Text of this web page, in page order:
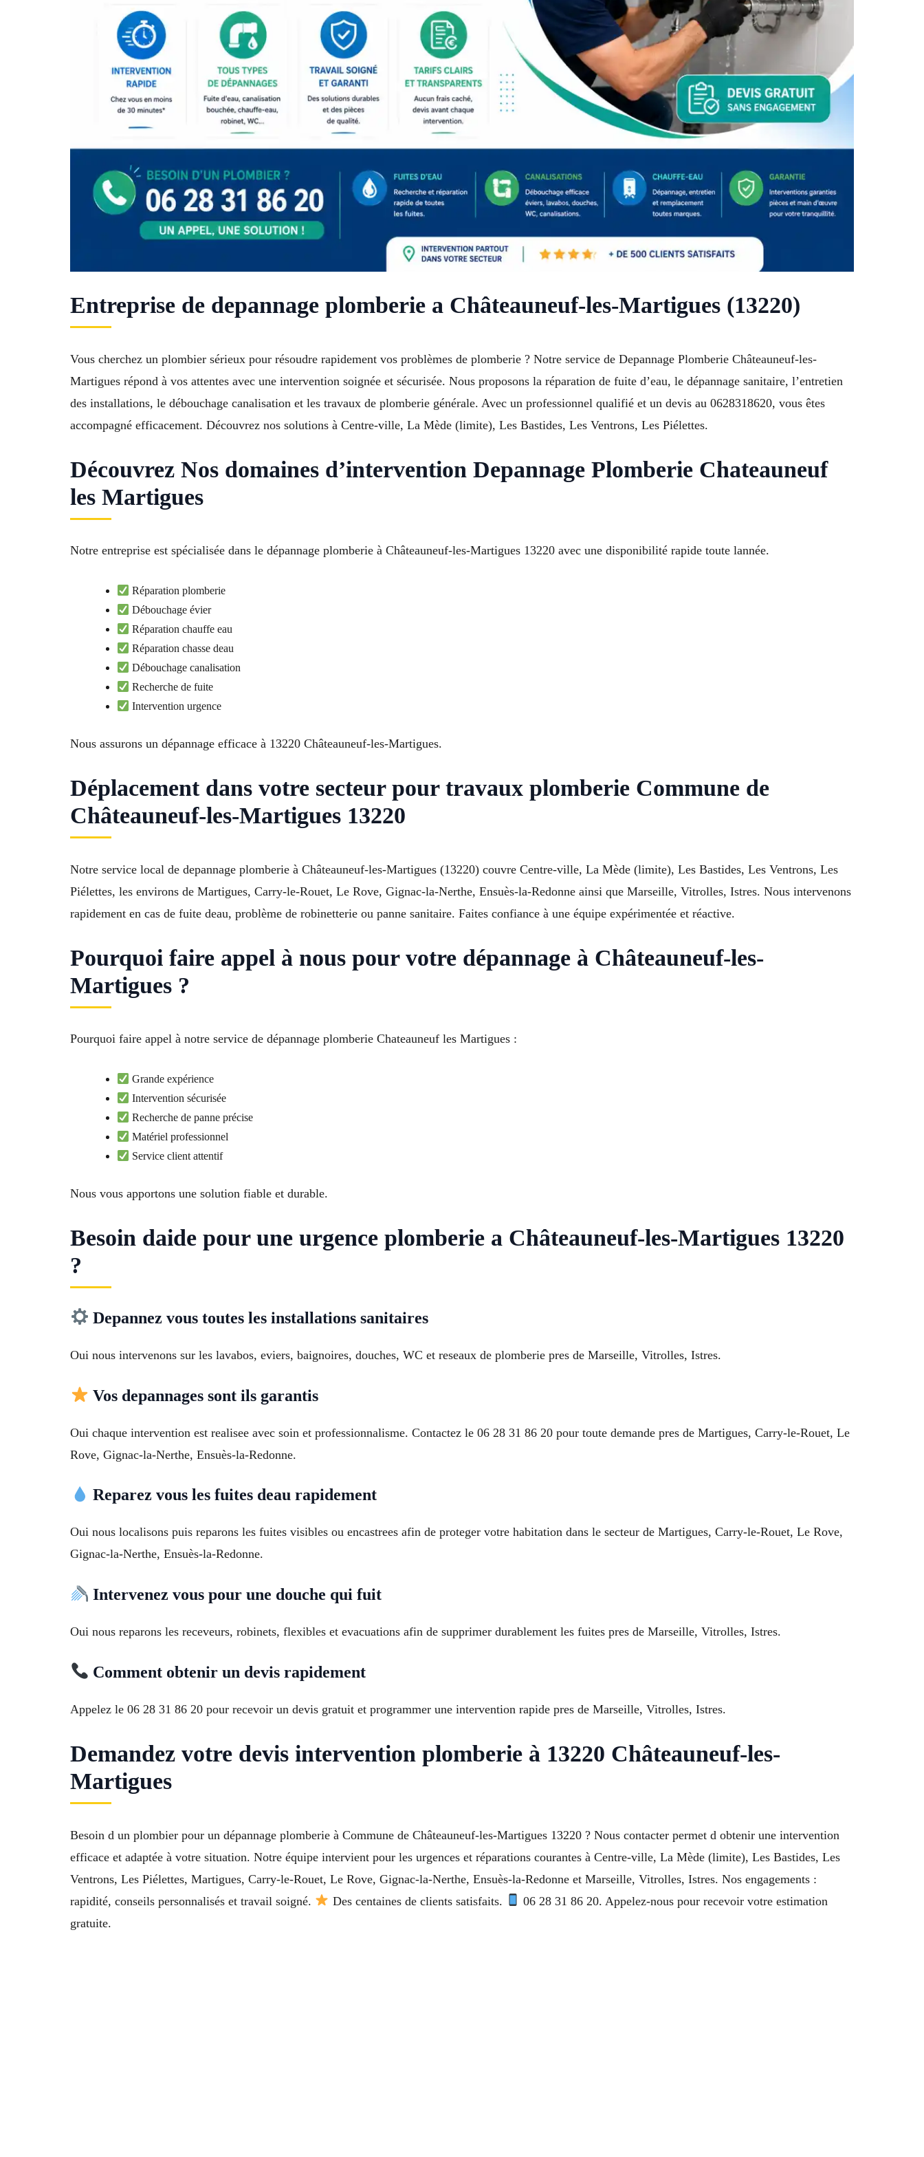
Entreprise de depannage plomberie a Châteauneuf-les-Martigues (13220)
Vous cherchez un plombier sérieux pour résoudre rapidement vos problèmes de plomberie ? Notre service de Depannage Plomberie Châteauneuf-les-
Martigues répond à vos attentes avec une intervention soignée et sécurisée. Nous proposons la réparation de fuite d’eau, le dépannage sanitaire, l’entretien
des installations, le débouchage canalisation et les travaux de plomberie générale. Avec un professionnel qualifié et un devis au 0628318620, vous êtes
accompagné efficacement. Découvrez nos solutions à Centre-ville, La Mède (limite), Les Bastides, Les Ventrons, Les Piélettes.
Découvrez Nos domaines d’intervention Depannage Plomberie Chateauneuf
les Martigues
Notre entreprise est spécialisée dans le dépannage plomberie à Châteauneuf-les-Martigues 13220 avec une disponibilité rapide toute lannée.
Réparation plomberie
Débouchage évier
Réparation chauffe eau
Réparation chasse deau
Débouchage canalisation
Recherche de fuite
Intervention urgence
Nous assurons un dépannage efficace à 13220 Châteauneuf-les-Martigues.
Déplacement dans votre secteur pour travaux plomberie Commune de
Châteauneuf-les-Martigues 13220
Notre service local de depannage plomberie à Châteauneuf-les-Martigues (13220) couvre Centre-ville, La Mède (limite), Les Bastides, Les Ventrons, Les
Piélettes, les environs de Martigues, Carry-le-Rouet, Le Rove, Gignac-la-Nerthe, Ensuès-la-Redonne ainsi que Marseille, Vitrolles, Istres. Nous intervenons
rapidement en cas de fuite deau, problème de robinetterie ou panne sanitaire. Faites confiance à une équipe expérimentée et réactive.
Pourquoi faire appel à nous pour votre dépannage à Châteauneuf-les-
Martigues ?
Pourquoi faire appel à notre service de dépannage plomberie Chateauneuf les Martigues :
Grande expérience
Intervention sécurisée
Recherche de panne précise
Matériel professionnel
Service client attentif
Nous vous apportons une solution fiable et durable.
Besoin daide pour une urgence plomberie a Châteauneuf-les-Martigues 13220
?
Depannez vous toutes les installations sanitaires
Oui nous intervenons sur les lavabos, eviers, baignoires, douches, WC et reseaux de plomberie pres de Marseille, Vitrolles, Istres.
Vos depannages sont ils garantis
Oui chaque intervention est realisee avec soin et professionnalisme. Contactez le 06 28 31 86 20 pour toute demande pres de Martigues, Carry-le-Rouet, Le
Rove, Gignac-la-Nerthe, Ensuès-la-Redonne.
Reparez vous les fuites deau rapidement
Oui nous localisons puis reparons les fuites visibles ou encastrees afin de proteger votre habitation dans le secteur de Martigues, Carry-le-Rouet, Le Rove,
Gignac-la-Nerthe, Ensuès-la-Redonne.
Intervenez vous pour une douche qui fuit
Oui nous reparons les receveurs, robinets, flexibles et evacuations afin de supprimer durablement les fuites pres de Marseille, Vitrolles, Istres.
Comment obtenir un devis rapidement
Appelez le 06 28 31 86 20 pour recevoir un devis gratuit et programmer une intervention rapide pres de Marseille, Vitrolles, Istres.
Demandez votre devis intervention plomberie à 13220 Châteauneuf-les-
Martigues
Besoin d un plombier pour un dépannage plomberie à Commune de Châteauneuf-les-Martigues 13220 ? Nous contacter permet d obtenir une intervention
efficace et adaptée à votre situation. Notre équipe intervient pour les urgences et réparations courantes à Centre-ville, La Mède (limite), Les Bastides, Les
Ventrons, Les Piélettes, Martigues, Carry-le-Rouet, Le Rove, Gignac-la-Nerthe, Ensuès-la-Redonne et Marseille, Vitrolles, Istres. Nos engagements :
rapidité, conseils personnalisés et travail soigné.
Des centaines de clients satisfaits.
06 28 31 86 20. Appelez-nous pour recevoir votre estimation
gratuite.